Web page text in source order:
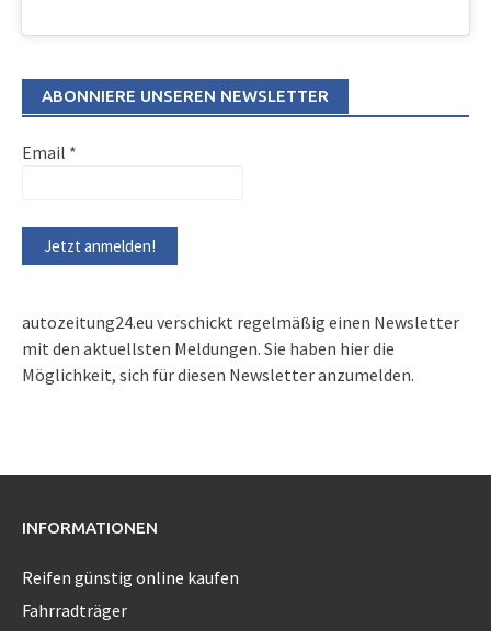
ABONNIERE UNSEREN NEWSLETTER
Email *
autozeitung24.eu verschickt regelmäßig einen Newsletter
mit den aktuellsten Meldungen. Sie haben hier die
Möglichkeit, sich für diesen Newsletter anzumelden.
INFORMATIONEN
Reifen günstig online kaufen
Fahrradträger